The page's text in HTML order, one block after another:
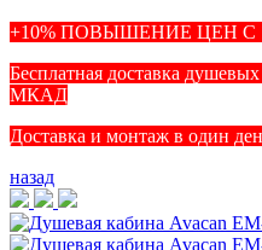
+10% ПОВЫШЕНИЕ ЦЕН С
Бесплатная доставка
МКАД
Доставка и монтаж в один
назад